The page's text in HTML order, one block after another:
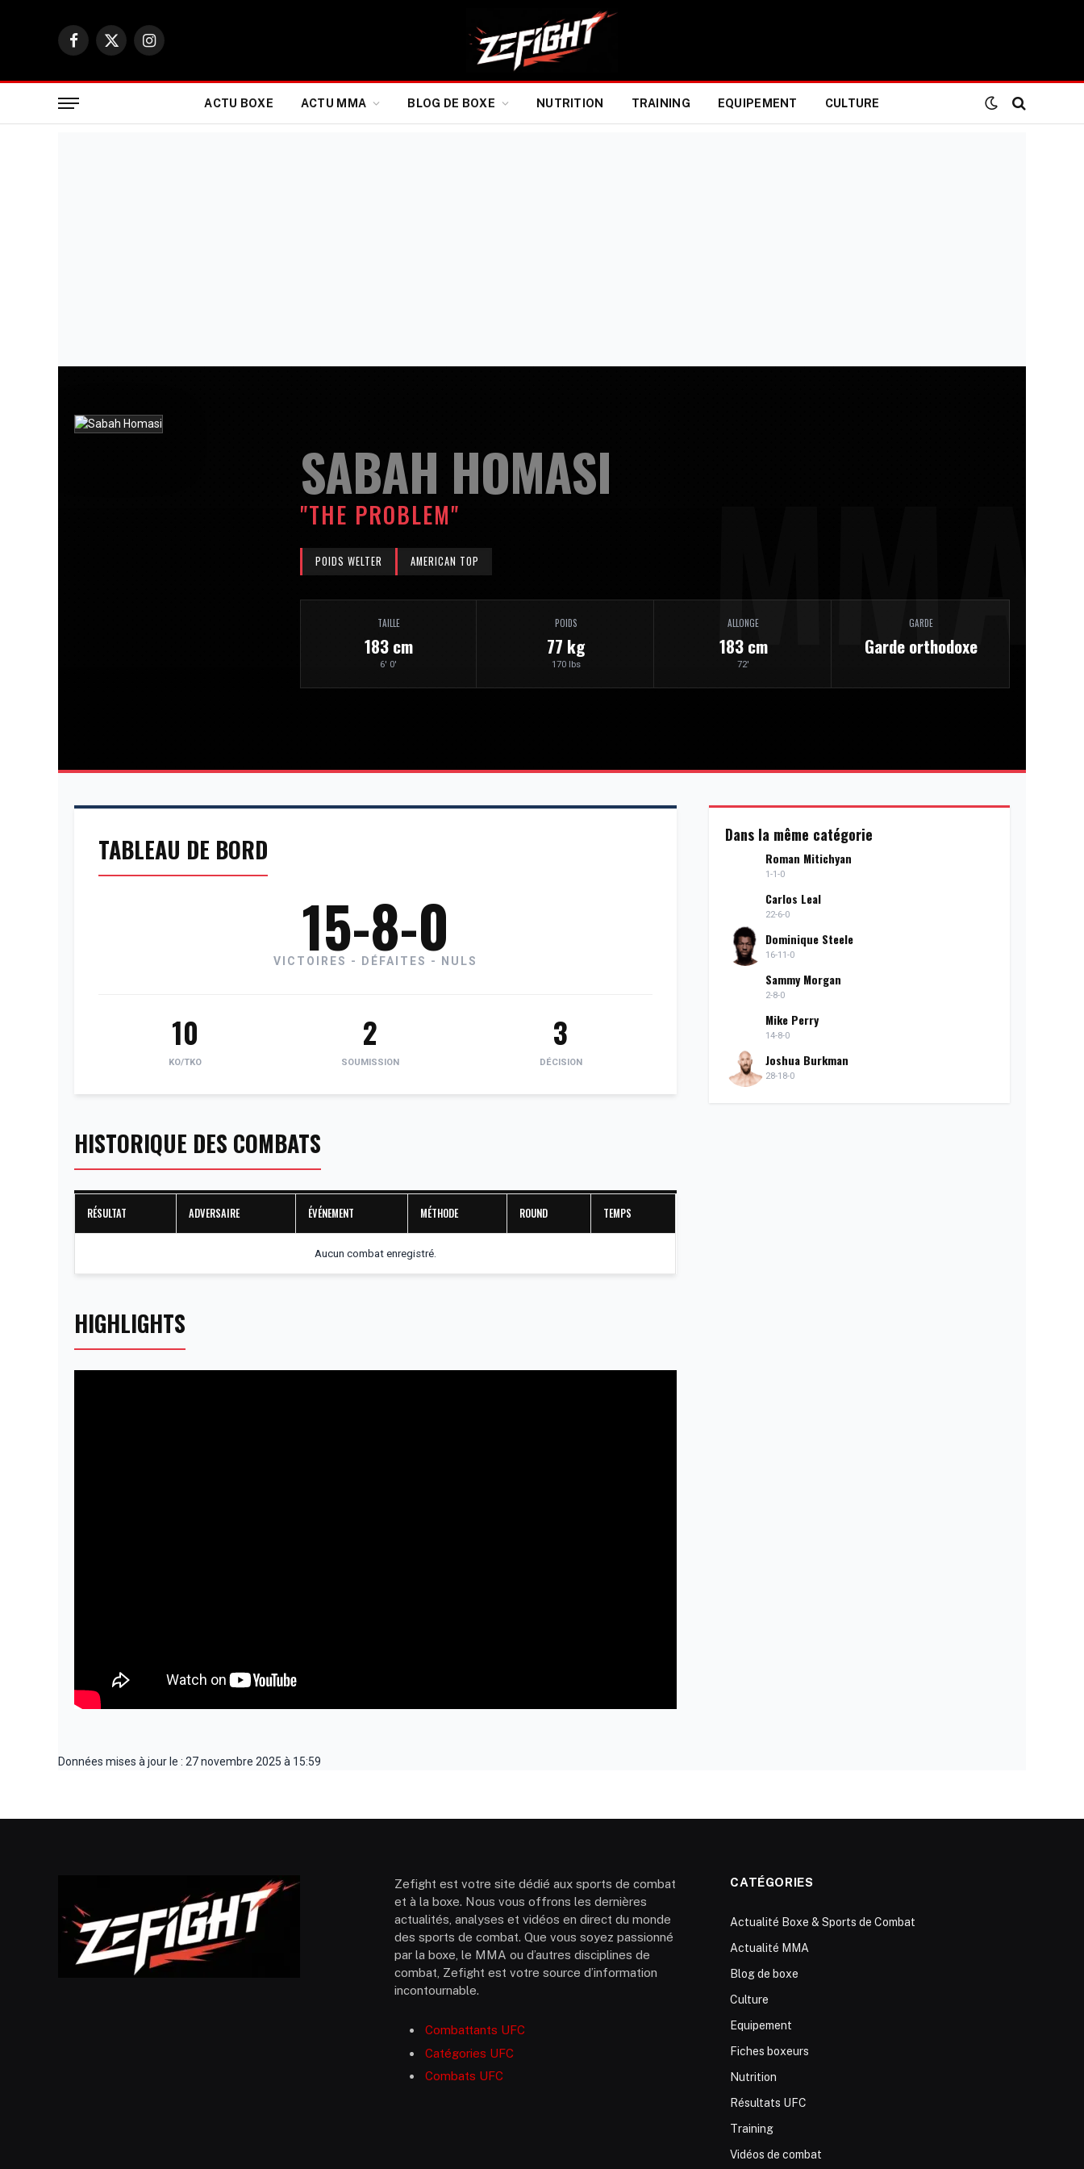
Facebook
X
Instagram
ACTU BOXE ACTU MMA BLOG DE BOXE NUTRITION TRAINING EQUIPEMENT CULTURE
SABAH HOMASI
"THE PROBLEM"
POIDS WELTER AMERICAN TOP
TAILLE
183 cm
6' 0'
POIDS
77 kg
170 lbs
ALLONGE
183 cm
72'
GARDE
Garde orthodoxe
TABLEAU DE BORD
15-8-0
VICTOIRES - DÉFAITES - NULS
10
KO/TKO
2
SOUMISSION
3
DÉCISION
HISTORIQUE DES COMBATS
RÉSULTAT ADVERSAIRE ÉVÉNEMENT MÉTHODE ROUND TEMPS
Aucun combat enregistré.
HIGHLIGHTS
Dans la même catégorie
Roman Mitichyan
1-1-0
Carlos Leal
22-6-0
Dominique Steele
16-11-0
Sammy Morgan
2-8-0
Mike Perry
14-8-0
Joshua Burkman
28-18-0
Données mises à jour le : 27 novembre 2025 à 15:59
Zefight est votre site dédié aux sports de combat
et à la boxe. Nous vous offrons les dernières
actualités, analyses et vidéos en direct du monde
des sports de combat. Que vous soyez passionné
par la boxe, le MMA ou d’autres disciplines de
combat, Zefight est votre source d’information
incontournable.
Combattants UFC
Catégories UFC
Combats UFC
CATÉGORIES
Actualité Boxe & Sports de Combat
Actualité MMA
Blog de boxe
Culture
Equipement
Fiches boxeurs
Nutrition
Résultats UFC
Training
Vidéos de combat